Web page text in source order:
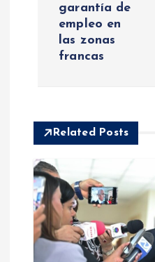
n
d
e
e
garantía de
empleo en
las zonas
francas
Related Posts